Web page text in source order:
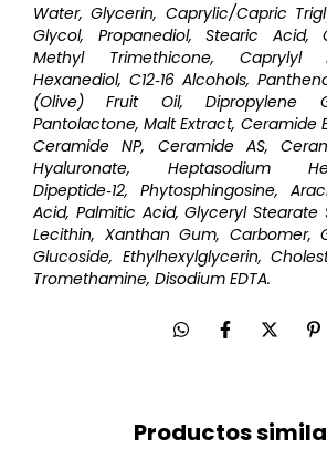
Water, Glycerin, Caprylic/Capric
Glycol, Propanediol, Stearic Acid,
Methyl Trimethicone, Caprylyl
Hexanediol, C12‑16 Alcohols,
(Olive) Fruit Oil, Dipropylene
Pantolactone, Malt Extract, Ceramide
Ceramide NP, Ceramide AS,
Hyaluronate, Heptasodium
Dipeptide‑12, Phytosphingosine,
Acid, Palmitic Acid, Glyceryl Stearate
Lecithin, Xanthan Gum, Carbomer,
Glucoside, Ethylhexylglycerin,
Tromethamine, Disodium EDTA.
Productos